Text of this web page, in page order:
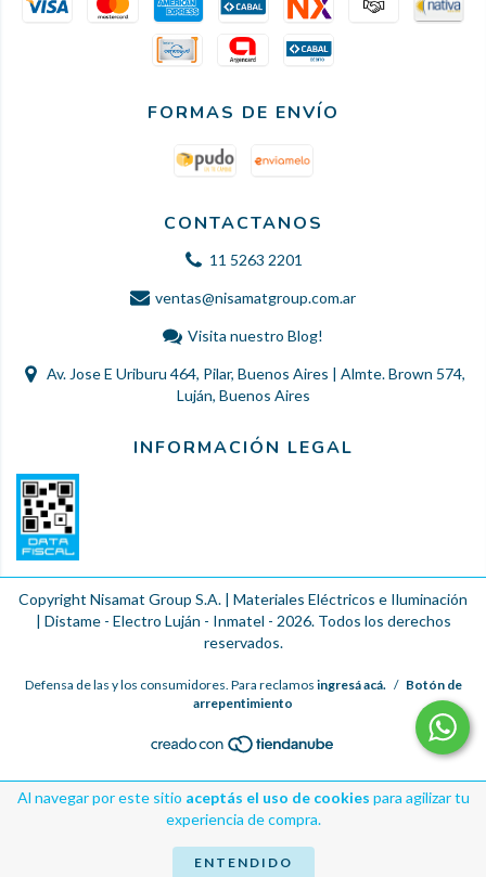
Al navegar por este sitio aceptás el uso de cookies para agilizar tu
experiencia de compra.
ENTENDIDO
FORMAS DE ENVÍO
CONTACTANOS
11 5263 2201
ventas@nisamatgroup.com.ar
Visita nuestro Blog!
Av. Jose E Uriburu 464, Pilar, Buenos Aires | Almte. Brown 574,
Luján, Buenos Aires
INFORMACIÓN LEGAL
Copyright Nisamat Group S.A. | Materiales Eléctricos e Iluminación
| Distame - Electro Luján - Inmatel - 2026. Todos los derechos
reservados.
Defensa de las y los consumidores. Para reclamos ingresá acá. / Botón de
arrepentimiento